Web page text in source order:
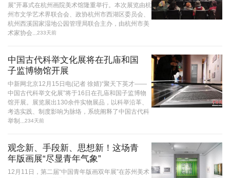
展”开幕式在杭州画院美术馆隆重举行。本次展览由杭
州市文学艺术界联合会、政协杭州市西湖区委员会、
杭州西溪国家湿地公园管理局联合主办，由杭州市美
术家协会...
233天前
中国古代科举文化展将在孔庙和国
子监博物馆开展
中新网北京12月15日电(记者 徐婧)“聚天下英才——
中国古代科举文化展”将于16日在孔庙和国子监博物
馆开展。展览展出130余件实物展品，以科举沿革、
考选实践、制度影响为脉络，系统阐释了中国古代科
举制...
234天前
观念新、手段新、思想新！这场青
年版画展“尽显青年气象”
12月11日，第二届“中国青年版画双年展”在苏州美术